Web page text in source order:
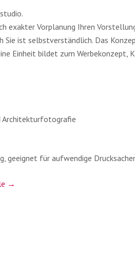
exak­ter Vor­pla­nung Ihren
Sie ist selbst­ver­ständ­lich. Das
Ein­heit bil­det zum Wer­be­kon­zept,
Archi­tek­tur­fo­to­gra­fie
geeig­net für auf­wen­di­ge
→